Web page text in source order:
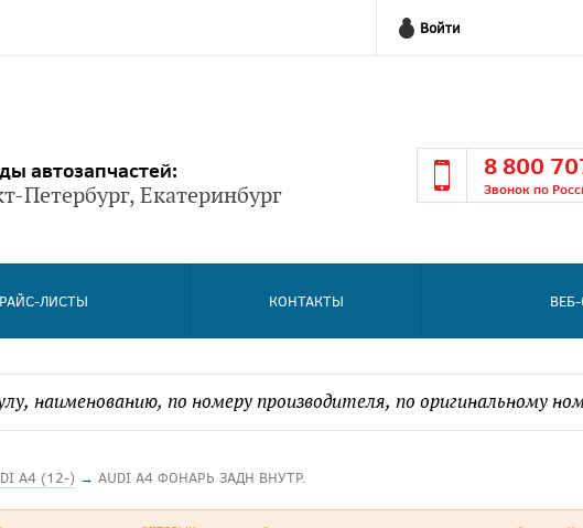
Войти
автозапчастей:
Петербург, Екатеринбург
8 800
Звонок по
ЛИСТЫ КОНТАКТЫ
A4 (12-) → AUDI A4 ФОНАРЬ ЗАДН ВНУТР.